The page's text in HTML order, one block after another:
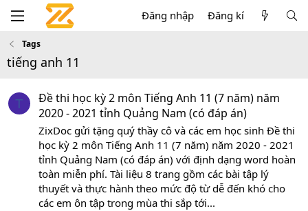
Đăng nhập Đăng kí
Tags
tiếng anh 11
T
Đề thi học kỳ 2 môn Tiếng Anh 11 (7 năm) năm
2020 - 2021 tỉnh Quảng Nam (có đáp án)
ZixDoc gửi tặng quý thầy cô và các em học sinh Đề thi
học kỳ 2 môn Tiếng Anh 11 (7 năm) năm 2020 - 2021
tỉnh Quảng Nam (có đáp án) với định dạng word hoàn
toàn miễn phí. Tài liệu 8 trang gồm các bài tập lý
thuyết và thực hành theo mức độ từ dễ đến khó cho
các em ôn tập trong mùa thi sắp tới...